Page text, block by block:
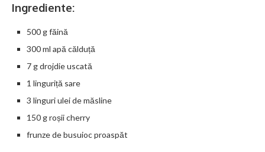
Ingrediente:
500 g făină
300 ml apă călduță
7 g drojdie uscată
1 linguriță sare
3 linguri ulei de măsline
150 g roșii cherry
frunze de busuioc proaspăt